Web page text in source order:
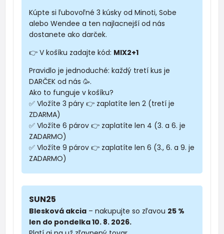
Kúpte si ľubovoľné 3 kúsky od Minoti, Sobe
alebo Wendee a ten najlacnejší od nás
dostanete ako darček.
👉 V košíku zadajte kód: MIX2+1
Pravidlo je jednoduché: každý tretí kus je
DARČEK od nás 🥳.
Ako to funguje v košíku?
✅ Vložíte 3 páry 👉 zaplatíte len 2 (tretí je
ZDARMA)
✅ Vložíte 6 párov 👉 zaplatíte len 4 (3. a 6. je
ZADARMO)
✅ Vložíte 9 párov 👉 zaplatíte len 6 (3., 6. a 9. je
ZADARMO)
SUN25
Blesková akcia – nakupujte so zľavou 25 %
len do pondelka 10. 8. 2026.